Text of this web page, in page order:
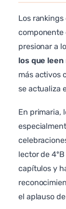
Los
componente
presionar a
los que leen
más activos
se actualiza
En primaria,
lector de
capítulos y
el aplauso